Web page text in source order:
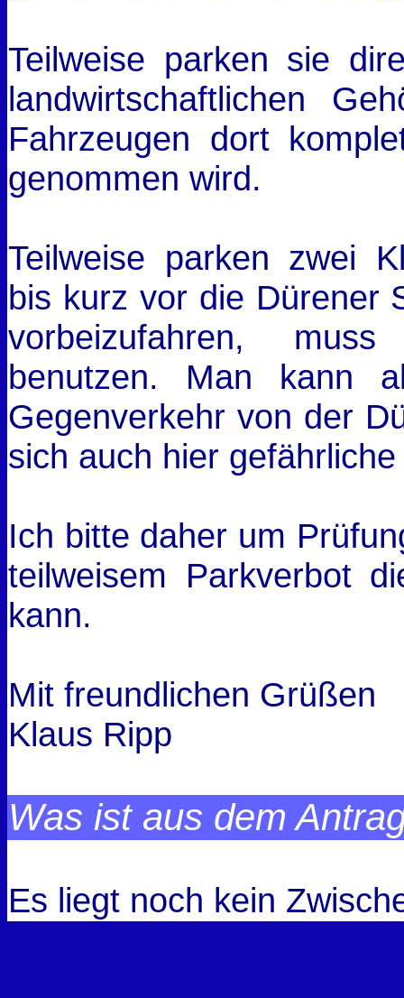
Teilweise parken sie
landwirtschaftlichen
Fahrzeugen dort
genommen wird.
Teilweise parken zwei
bis kurz vor die Dürener
vorbeizufahren,
benutzen. Man kann
Gegenverkehr von der
sich auch hier
Ich bitte daher um
teilweisem Parkverbot
kann.
Mit freundlichen Grüßen
Klaus Ripp
Was ist aus dem
Es liegt noch kein